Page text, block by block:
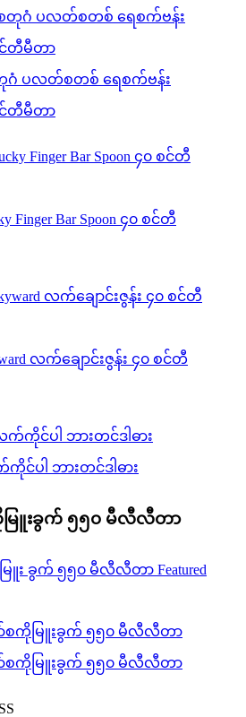
ဂံ ပလတ်စတစ် ရေစက်ဗန်း
င်တီမီတာ
Finger Bar Spoon ၄၀ စင်တီ
လက်ချောင်းဇွန်း ၄၀ စင်တီ
ပါ ဘားတင်ဒါဓား
ြူးခွက် ၅၅၀ မီလီလီတာ